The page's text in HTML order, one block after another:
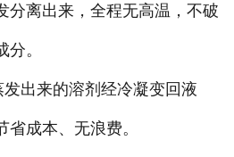
分离出来，全程无高温，不破
。
出来的溶剂经冷凝变回液
成本、无浪费。